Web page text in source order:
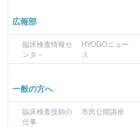
広報部
臨床検査情報セ
ンタ－
HYOGOニュー
ス
一般の方へ
臨床検査技師の
仕事
市民公開講座